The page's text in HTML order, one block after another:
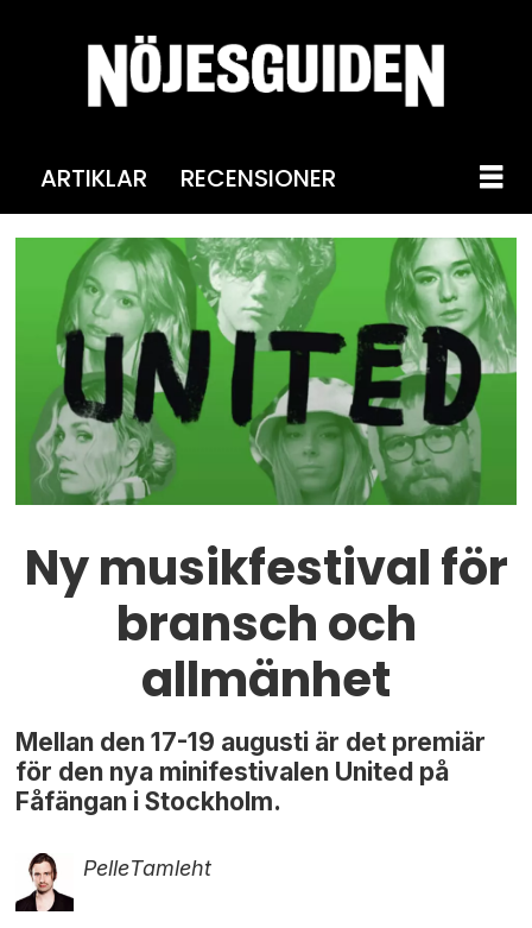
ARTIKLAR RECENSIONER
Ny musikfestival för
bransch och
allmänhet
Mellan den 17-19 augusti är det premiär
för den nya minifestivalen United på
Fåfängan i Stockholm.
PelleTamleht